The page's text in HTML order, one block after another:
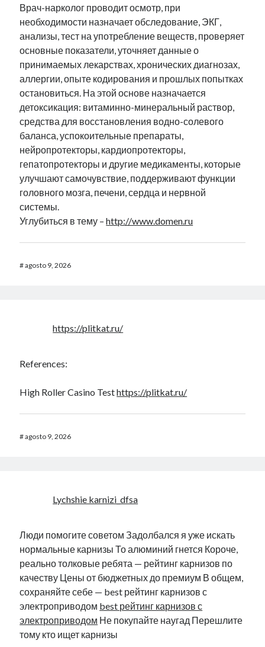
Врач-нарколог проводит осмотр, при
необходимости назначает обследование, ЭКГ,
анализы, тест на употребление веществ, проверяет
основные показатели, уточняет данные о
принимаемых лекарствах, хронических диагнозах,
аллергии, опыте кодирования и прошлых попытках
остановиться. На этой основе назначается
детоксикация: витаминно-минеральный раствор,
средства для восстановления водно-солевого
баланса, успокоительные препараты,
нейропротекторы, кардиопротекторы,
гепатопротекторы и другие медикаменты, которые
улучшают самочувствие, поддерживают функции
головного мозга, печени, сердца и нервной
системы.
Углубиться в тему –http://www.domen.ru
#agosto 9, 2026
https://plitkat.ru/
References:
High Roller Casino Testhttps://plitkat.ru/
#agosto 9, 2026
Lychshie karnizi_dfsa
Люди помогите советом Задолбался я уже искать
нормальные карнизы То алюминий гнется Короче,
реально толковые ребята — рейтинг карнизов по
качеству Цены от бюджетных до премиум В общем,
сохраняйте себе — best рейтинг карнизов с
электроприводом best рейтинг карнизов с
электроприводом Не покупайте наугад Перешлите
тому кто ищет карнизы